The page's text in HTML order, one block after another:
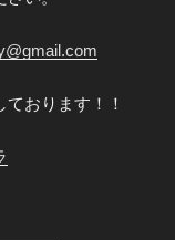
おります！！